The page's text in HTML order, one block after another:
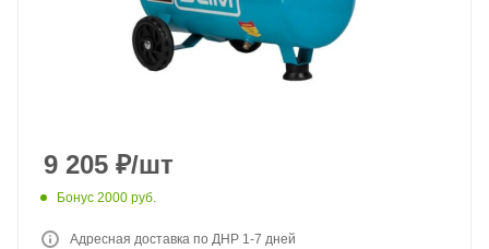
9 205 ₽/шт
Бонус 2000 руб.
Адресная доставка по ДНР 1-7 дней